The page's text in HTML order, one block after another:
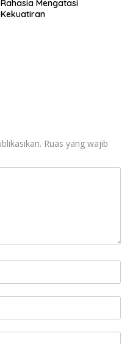
Rahasia Mengatasi
Kekuatiran
Ruas yang wajib